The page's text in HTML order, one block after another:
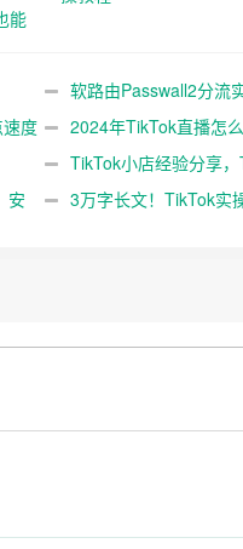
能
软路由Passwall2分流
营
度
2024年TikTok直播怎
TikTok小店经验分享
Shop
安
3万字长文！TikTok实